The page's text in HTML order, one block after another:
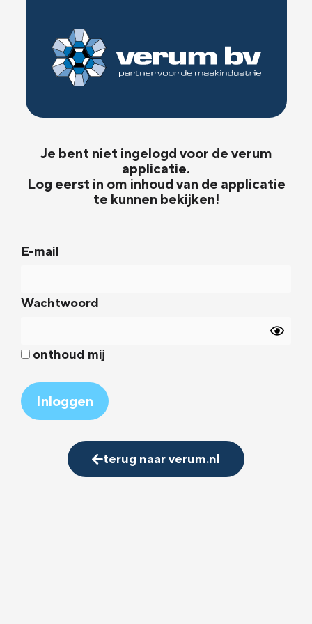
Je bent niet ingelogd voor de verum
applicatie.
Log eerst in om inhoud van de applicatie
te kunnen bekijken!
E-mail
Wachtwoord
onthoud mij
terug naar verum.nl